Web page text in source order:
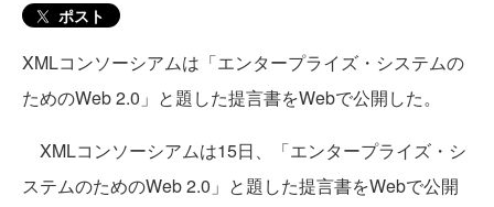
ポスト
XMLコンソーシアムは「エンタープライズ・システムの
ためのWeb 2.0」と題した提言書をWebで公開した。
XMLコンソーシアムは15日、「エンタープライズ・シ
ステムのためのWeb 2.0」と題した提言書をWebで公開